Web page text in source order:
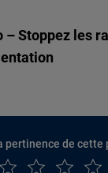
Stoppez les
pertinence de cette